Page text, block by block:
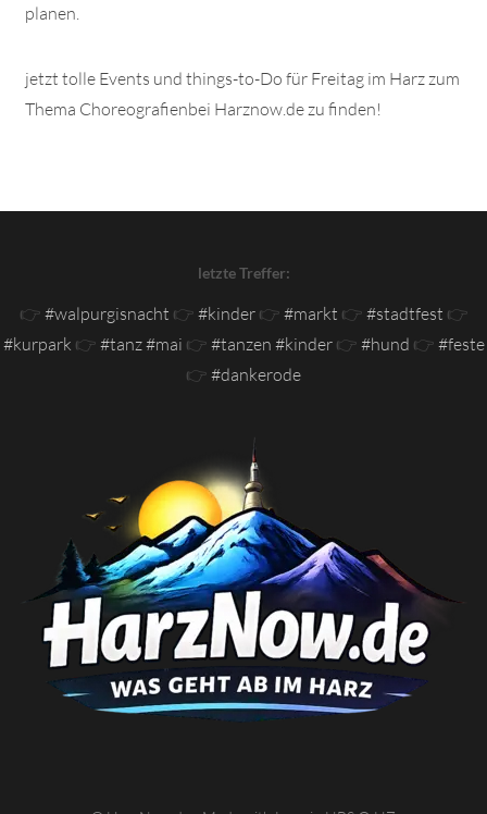
planen.
jetzt tolle Events und things-to-Do für Freitag im Harz zum
Thema Choreografienbei Harznow.de zu finden!
letzte Treffer:
👉 #walpurgisnacht 👉 #kinder👉 #markt 👉 #stadtfest 👉
#kurpark 👉 #tanz #mai 👉 #tanzen #kinder👉 #hund 👉 #feste
👉 #dankerode